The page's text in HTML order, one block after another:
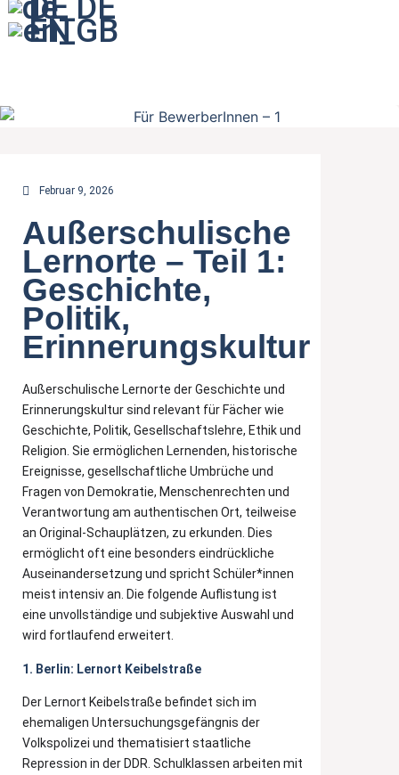
EN
Februar 9, 2026
Außerschulische
Lernorte – Teil 1:
Geschichte,
Politik,
Erinnerungskultur
Außerschulische Lernorte der Geschichte und
Erinnerungskultur sind relevant für Fächer wie
Geschichte, Politik, Gesellschaftslehre, Ethik und
Religion. Sie ermöglichen Lernenden, historische
Ereignisse, gesellschaftliche Umbrüche und
Fragen von Demokratie, Menschenrechten und
Verantwortung am authentischen Ort, teilweise
an Original-Schauplätzen, zu erkunden. Dies
ermöglicht oft eine besonders eindrückliche
Auseinandersetzung und spricht Schüler*innen
meist intensiv an. Die folgende Auflistung ist
eine unvollständige und subjektive Auswahl und
wird fortlaufend erweitert.
1. Berlin: Lernort Keibelstraße
Der Lernort Keibelstraße befindet sich im
ehemaligen Untersuchungsgefängnis der
Volkspolizei und thematisiert staatliche
Repression in der DDR. Schulklassen arbeiten mit